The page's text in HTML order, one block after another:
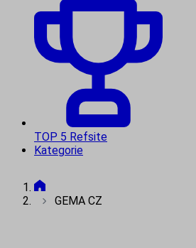
TOP 5 Refsite
Kategorie
GEMA CZ